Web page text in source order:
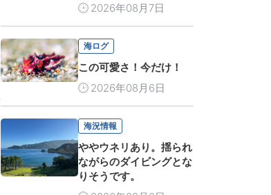
2026年08月7日
海ログ
この可愛さ！今だけ！
2026年08月6日
海況情報
ややウネリあり。揺られ
ながらのダイビングとな
りそうです。